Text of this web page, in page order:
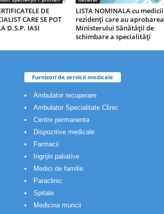
DE
CARE SE POT
D.S.P. IASI
LISTA NOMINALA cu medicii
rezidenţi care au aprobarea
Ministerului Sănătăţii de
schimbare a specialităţi
Furnizori de servicii medicale
Ambulator recuperare
Ambulator Specialitate Clinic
Centre permanenta
Dispozitive medicale
Farmacii
Ingrijiri paliative
Medici de familie
Paraclinic
Spitale
Medicina muncii